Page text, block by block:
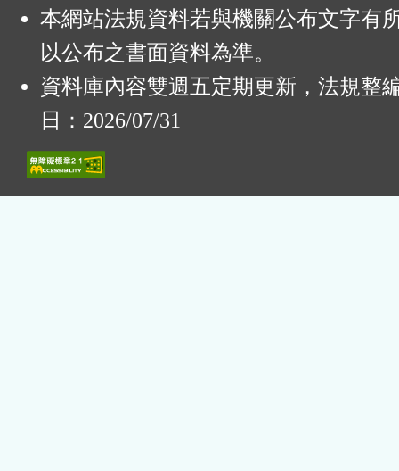
本網站法規資料若與機關公布文字有
以公布之書面資料為準。
資料庫內容雙週五定期更新，法規整
日：2026/07/31